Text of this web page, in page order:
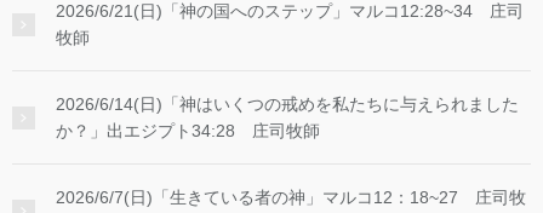
2026/6/21(日)「神の国へのステップ」マルコ12:28~34 庄司
牧師
2026/6/14(日)「神はいくつの戒めを私たちに与えられました
か？」出エジプト34:28 庄司牧師
2026/6/7(日)「生きている者の神」マルコ12：18~27 庄司牧